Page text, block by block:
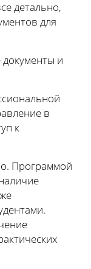
детально,
для
и
в
к
Программой